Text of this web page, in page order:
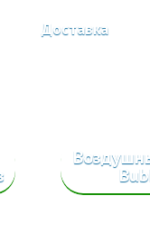
Доставка